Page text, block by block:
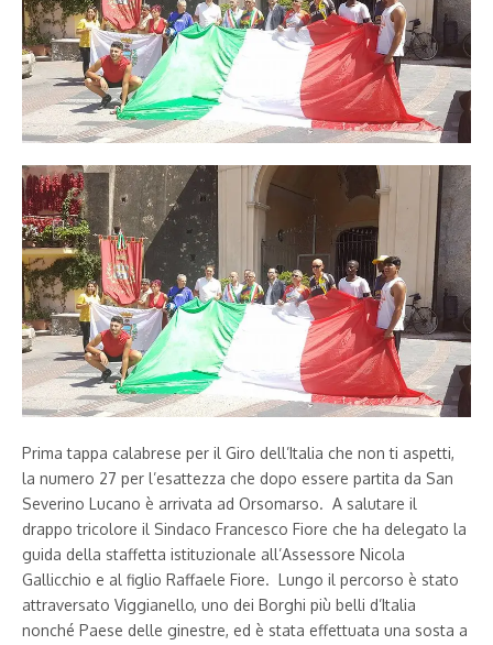
Prima tappa calabrese per il Giro dell’Italia che non ti aspetti,
la numero 27 per l’esattezza che dopo essere partita da San
Severino Lucano è arrivata ad Orsomarso. A salutare il
drappo tricolore il Sindaco Francesco Fiore che ha delegato la
guida della staffetta istituzionale all’Assessore Nicola
Gallicchio e al figlio Raffaele Fiore. Lungo il percorso è stato
attraversato Viggianello, uno dei Borghi più belli d’Italia
nonché Paese delle ginestre, ed è stata effettuata una sosta a